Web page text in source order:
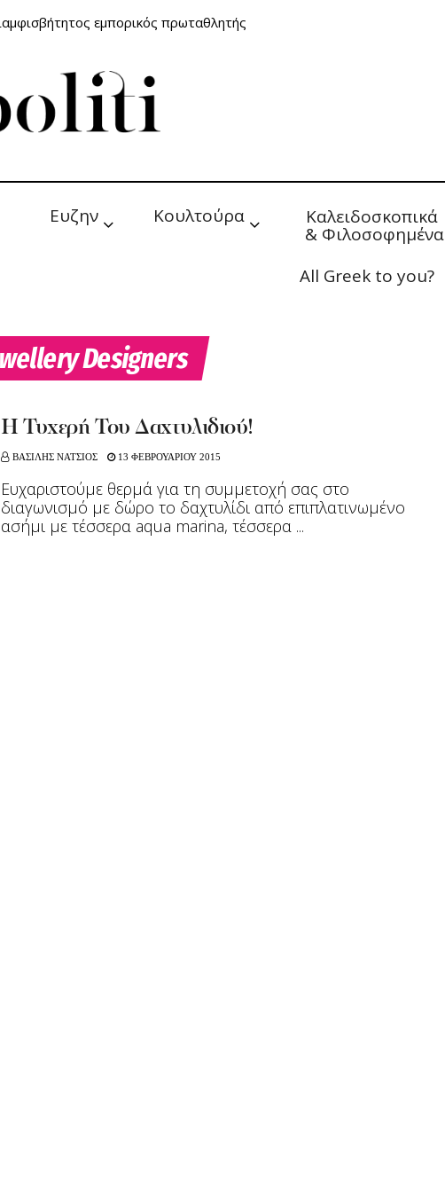
εμπορικός πρωταθλητής
Ευζην Κουλτούρα Καλειδοσκοπικά
& Φιλοσοφημένα
All Greek to you?
Designers
Η Τυχερή Του Δαχτυλιδιού!
ΒΑΣΙΛΗΣ ΝΑΤΣΙΟΣ 13 ΦΕΒΡΟΥΑΡΙΟΥ 2015
Ευχαριστούμε θερμά για τη συμμετοχή σας στο
διαγωνισμό με δώρο το δαχτυλίδι από επιπλατινωμένο
ασήμι με τέσσερα aqua marina, τέσσερα ...